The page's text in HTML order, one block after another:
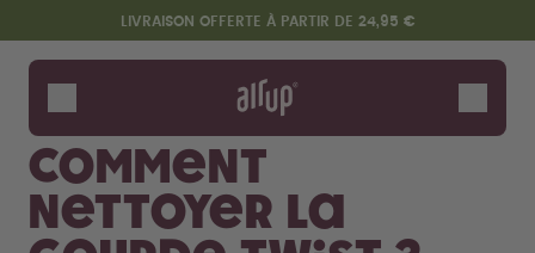
Aller au contenu principal
Déclaration d'accessibilitéLIVRAISON OFFERTE À PARTIR DE 24,95 €
Gourdes
Arômes
Accessoires
Starter Sets
Comment
nettoyer la